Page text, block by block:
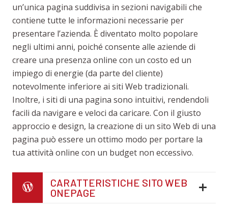
un’unica pagina suddivisa in sezioni navigabili che
contiene tutte le informazioni necessarie per
presentare l’azienda. È diventato molto popolare
negli ultimi anni, poiché consente alle aziende di
creare una presenza online con un costo ed un
impiego di energie (da parte del cliente)
notevolmente inferiore ai siti Web tradizionali.
Inoltre, i siti di una pagina sono intuitivi, rendendoli
facili da navigare e veloci da caricare. Con il giusto
approccio e design, la creazione di un sito Web di una
pagina può essere un ottimo modo per portare la
tua attività online con un budget non eccessivo.
CARATTERISTICHE SITO WEB
ONEPAGE